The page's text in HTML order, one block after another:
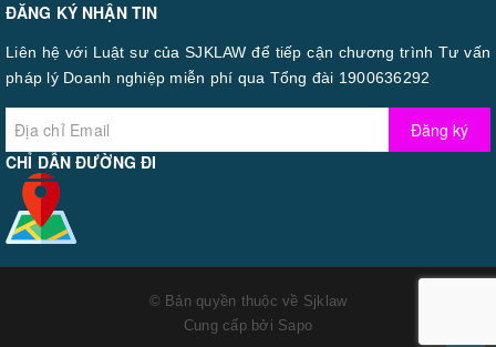
ĐĂNG KÝ NHẬN TIN
Liên hệ với Luật sư của SJKLAW để tiếp cận chương trình Tư vấn
pháp lý Doanh nghiệp miễn phí qua Tổng đài 1900636292
Đăng ký
CHỈ DẪN ĐƯỜNG ĐI
© Bản quyền thuộc về Sjklaw
Cung cấp bởi Sapo